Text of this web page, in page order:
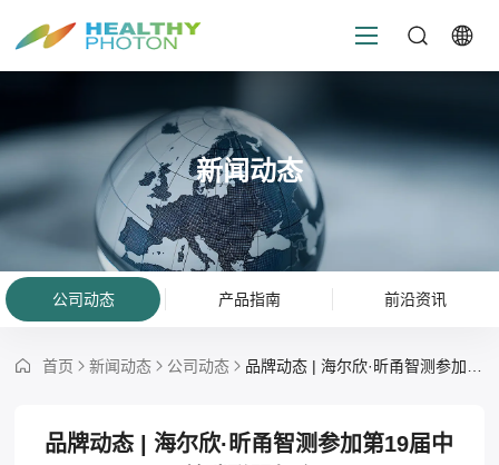
新闻动态
公司动态 产品指南 前沿资讯
首页 新闻动态 公司动态 品牌动态 | 海尔欣·昕甬智测参加第19届中美碳联盟年会
品牌动态 | 海尔欣·昕甬智测参加第19届中